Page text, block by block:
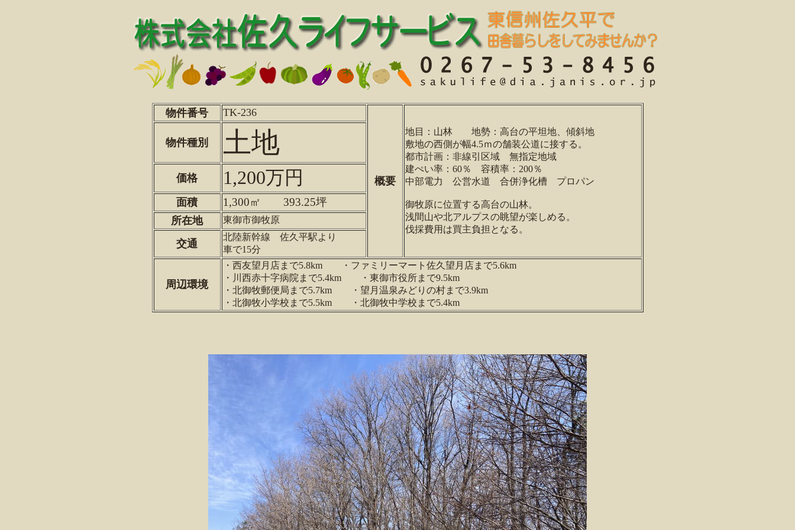
物件番号 TK-236
概要
地目：山林 地勢：高台の平坦地、傾斜地
敷地の西側が幅4.5ｍの舗装公道に接する。
都市計画：非線引区域 無指定地域
建ぺい率：60％ 容積率：200％
中部電力 公営水道 合併浄化槽 プロパン
御牧原に位置する高台の山林。
浅間山や北アルプスの眺望が楽しめる。
伐採費用は買主負担となる。
物件種別 土地
価格 1,200万円
面積 1,300㎡ 393.25坪
所在地 東御市御牧原
交通
北陸新幹線 佐久平駅より
車で15分
周辺環境
・西友望月店まで5.8km ・ファミリーマート佐久望月店まで5.6km
・川西赤十字病院まで5.4km ・東御市役所まで9.5km
・北御牧郵便局まで5.7km ・望月温泉みどりの村まで3.9km
・北御牧小学校まで5.5km ・北御牧中学校まで5.4km